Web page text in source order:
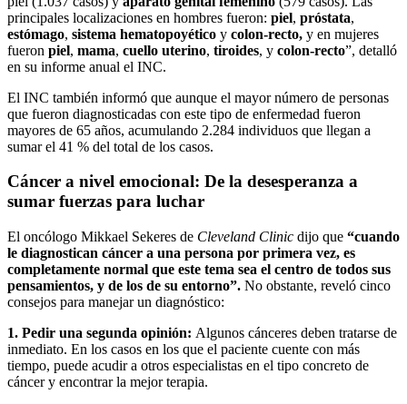
principales localizaciones en hombres fueron: piel, próstata,
estómago, sistema hematopoyético y colon-recto, y en mujeres
fueron piel, mama, cuello uterino, tiroides, y colon-recto”, detalló
en su informe anual el INC.
El INC también informó que aunque el mayor número de personas
que fueron diagnosticadas con este tipo de enfermedad fueron
mayores de 65 años, acumulando 2.284 individuos que llegan a
sumar el 41 % del total de los casos.
Cáncer a nivel emocional: De la desesperanza a
sumar fuerzas para luchar
El oncólogo Mikkael Sekeres de Cleveland Clinic dijo que “cuando
le diagnostican cáncer a una persona por primera vez, es
completamente normal que este tema sea el centro de todos sus
pensamientos, y de los de su entorno”. No obstante, reveló cinco
consejos para manejar un diagnóstico:
1. Pedir una segunda opinión: Algunos cánceres deben tratarse de
inmediato. En los casos en los que el paciente cuente con más
tiempo, puede acudir a otros especialistas en el tipo concreto de
cáncer y encontrar la mejor terapia.